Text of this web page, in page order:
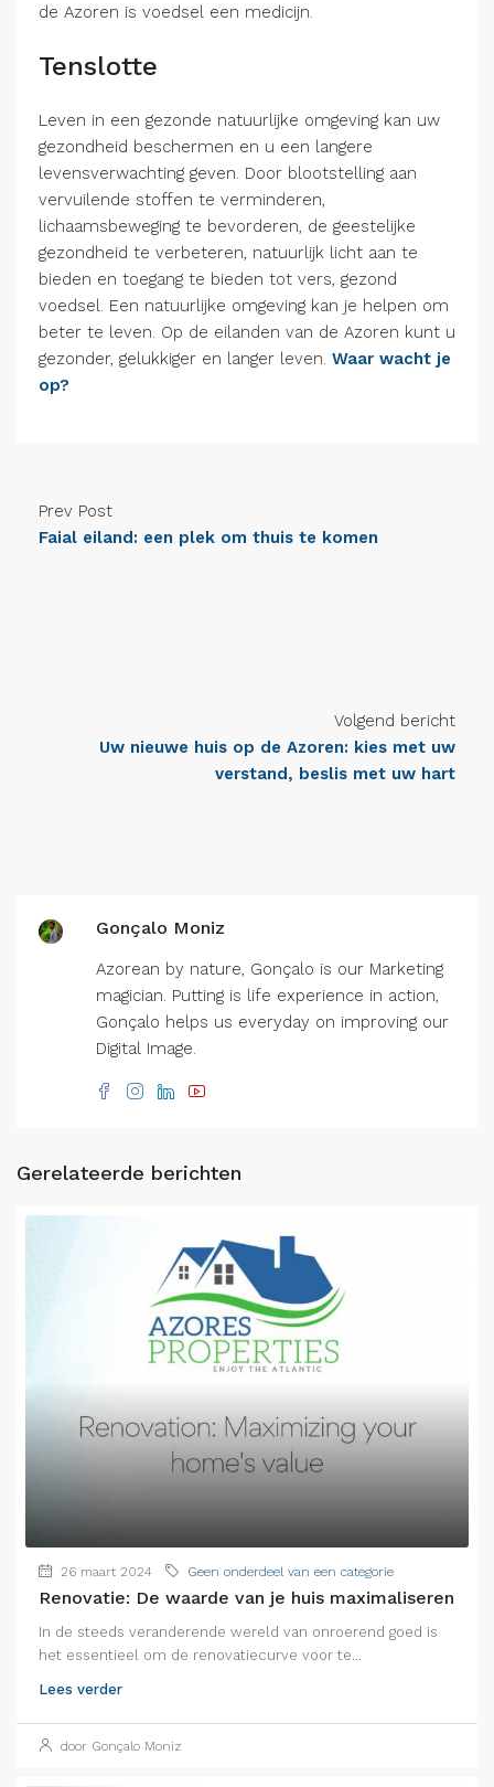
de Azoren is voedsel een medicijn.
Tenslotte
Leven in een gezonde natuurlijke omgeving kan uw
gezondheid beschermen en u een langere
levensverwachting geven. Door blootstelling aan
vervuilende stoffen te verminderen,
lichaamsbeweging te bevorderen, de geestelijke
gezondheid te verbeteren, natuurlijk licht aan te
bieden en toegang te bieden tot vers, gezond
voedsel. Een natuurlijke omgeving kan je helpen om
beter te leven. Op de eilanden van de Azoren kunt u
gezonder, gelukkiger en langer leven. Waar wacht je
op?
Prev Post
Faial eiland: een plek om thuis te komen
Volgend bericht
Uw nieuwe huis op de Azoren: kies met uw
verstand, beslis met uw hart
Gonçalo Moniz
Azorean by nature, Gonçalo is our Marketing
magician. Putting is life experience in action,
Gonçalo helps us everyday on improving our
Digital Image.
Gerelateerde berichten
26 maart 2024 Geen onderdeel van een categorie
Renovatie: De waarde van je huis maximaliseren
In de steeds veranderende wereld van onroerend goed is
het essentieel om de renovatiecurve voor te...
Lees verder
door Gonçalo Moniz